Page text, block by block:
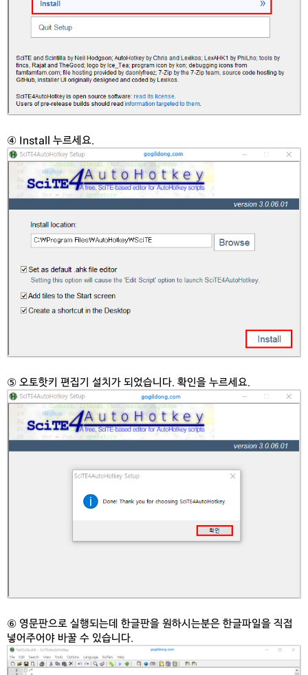
④ Install 누르세요.
⑤ 오토핫키 편집기 설치가 되었습니다. 확인을 누르세요.
⑥ 영문판으로 실행되는데 한글판을 원하시는분은 한글파일을 직접
넣어주어야 바꿀 수 있습니다.